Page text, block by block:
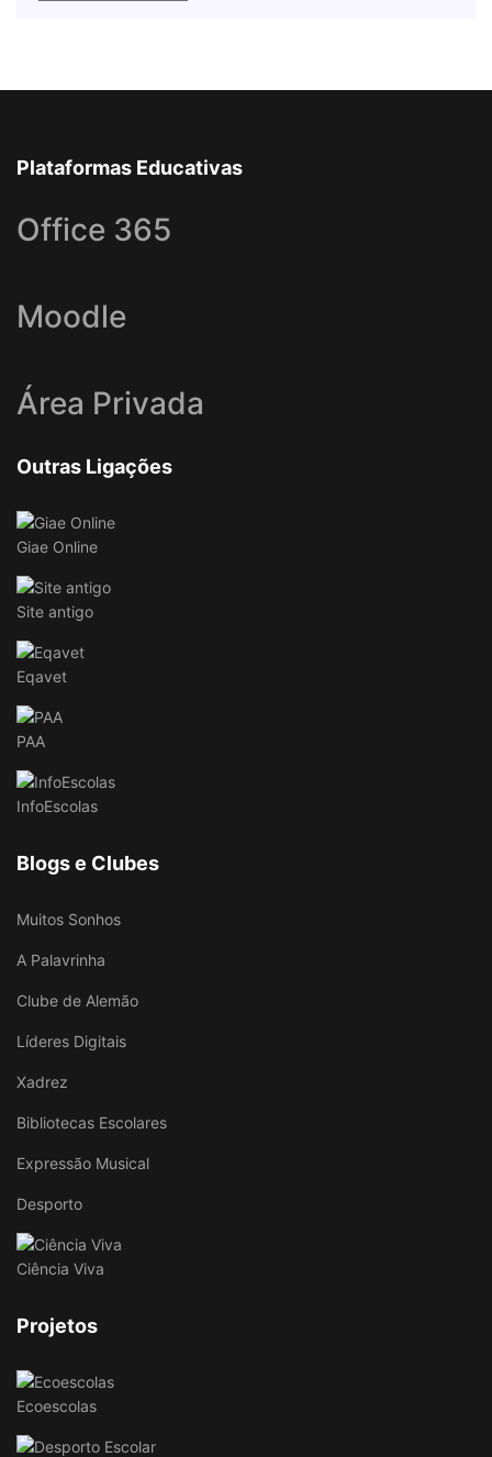
Plataformas Educativas
Office 365
Moodle
Área Privada
Outras Ligações
Giae Online
Site antigo
Eqavet
PAA
InfoEscolas
Blogs e Clubes
Muitos Sonhos
A Palavrinha
Clube de Alemão
Líderes Digitais
Xadrez
Bibliotecas Escolares
Expressão Musical
Desporto
Ciência Viva
Projetos
Ecoescolas